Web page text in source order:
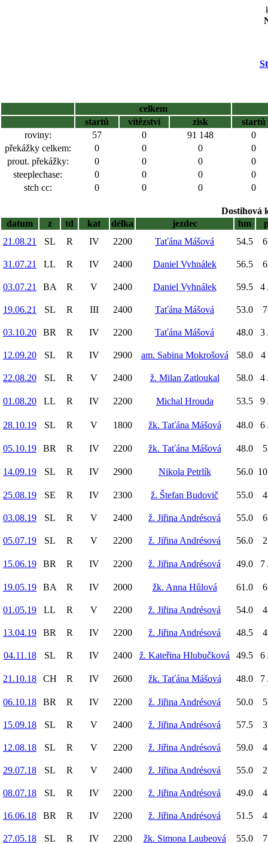
celkem
startů
vítězství zisk
startů
roviny:
57 0 91 148
0
překážky celkem:
0 0 0
0
prout. překážky:
0 0 0
0
steeplechase:
0 0 0
0
stch cc:
0 0 0 0
Dostihová
datum
z td kat délka jezdec hm
21.08.21
SL R IV 2200 Taťána Mášová 54.5
31.07.21 LL R IV 2400 Daniel Vyhnálek 56.5
03.07.21 BA R V 2400 Daniel Vyhnálek 59.5 4
19.06.21 SL R III 2400 Taťána Mášová 53.0
03.10.20 BR R IV 2200 Taťána Mášová 48.0 3
12.09.20 SL R IV 2900 am. Sabina Mokrošová 58.0 4
22.08.20 SL R V 2400 ž. Milan Zatloukal 58.0 4
01.08.20 LL R IV 2200 Michal Hrouda 53.5 9
28.10.19 SL R V 1800 žk. Taťána Mášová 48.0 6
05.10.19 BR R IV 2200 žk. Taťána Mášová 48.0
14.09.19 SL R IV 2900 Nikola Petrlík 56.0
25.08.19 SE R IV 2300 ž. Štefan Budovič 55.0
03.08.19 SL R V 2400 ž. Jiřina Andrésová 55.0
05.07.19 SL R V 2200 ž. Jiřina Andrésová 56.0
15.06.19 BR R IV 2200 ž. Jiřina Andrésová 49.0 7
19.05.19 BA R IV 2000 žk. Anna Hůlová 61.0
01.05.19 LL R V 2200 ž. Jiřina Andrésová 54.0
13.04.19 BR R IV 2200 ž. Jiřina Andrésová 48.5
04.11.18 SL R IV 2400 ž. Kateřina Hlubučková 49.5 6
21.10.18 CH R IV 2600 žk. Taťána Mášová 48.0 7
06.10.18 BR R IV 2200 ž. Jiřina Andrésová 50.0
15.09.18 SL R V 2400 ž. Jiřina Andrésová 57.5
12.08.18 SL R V 2200 ž. Jiřina Andrésová 59.0
29.07.18 SL R V 2400 ž. Jiřina Andrésová 55.0
08.07.18 SL R IV 2200 ž. Jiřina Andrésová 49.0
16.06.18 BR R IV 2200 ž. Jiřina Andrésová 51.5
27.05.18 SL R IV 2200 žk. Simona Laubeová 55.0